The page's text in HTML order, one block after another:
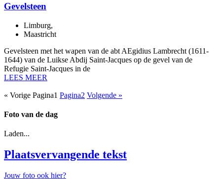
Gevelsteen
Limburg,
Maastricht
Gevelsteen met het wapen van de abt AEgidius Lambrecht (1611-
1644) van de Luikse Abdij Saint-Jacques op de gevel van de
Refugie Saint-Jacques in de
LEES MEER
« Vorige Pagina1 Pagina2 Volgende »
Foto van de dag
Laden...
Plaatsvervangende tekst
Jouw foto ook hier?